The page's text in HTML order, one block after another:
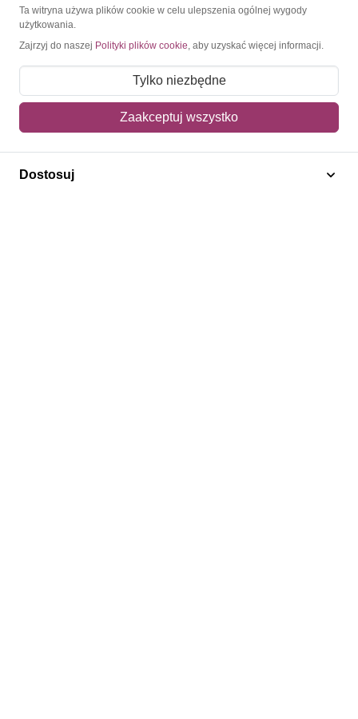
O Znaczkopol.pl
O nas
Regulamin
Polityka prywatności
Ta witryna używa plików cookie w celu ulepszenia ogólnej wygody
użytkowania.
Zajrzyj do naszej Polityki plików cookie, aby uzyskać więcej informacji.
Tylko niezbędne
Zaakceptuj wszystko
Dostosuj